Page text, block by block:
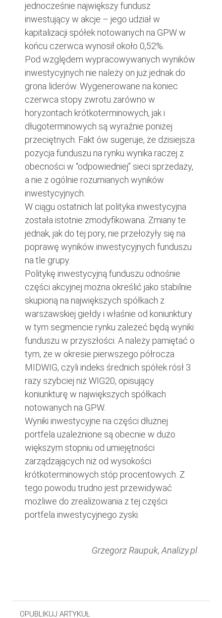
jednocześnie największy fundusz
inwestujący w akcje – jego udział w
kapitalizacji spółek notowanych na GPW w
końcu czerwca wynosił około 0,52%.
Pod względem wypracowywanych wyników
inwestycyjnych nie należy on już jednak do
grona liderów. Wygenerowane na koniec
czerwca stopy zwrotu zarówno w
horyzontach krótkoterminowych, jak i
długoterminowych są wyraźnie poniżej
przeciętnych. Fakt ów sugeruje, że dzisiejsza
pozycja funduszu na rynku wynika raczej z
obecności w “odpowiedniej” sieci sprzedaży,
a nie z ogólnie rozumianych wyników
inwestycyjnych.
W ciągu ostatnich lat polityka inwestycyjna
została istotnie zmodyfikowana. Zmiany te
jednak, jak do tej pory, nie przełożyły się na
poprawę wyników inwestycyjnych funduszu
na tle grupy.
Politykę inwestycyjną funduszu odnośnie
części akcyjnej można określić jako stabilnie
skupioną na największych spółkach z
warszawskiej giełdy i właśnie od koniunktury
w tym segmencie rynku zależeć będą wyniki
funduszu w przyszłości. A należy pamiętać o
tym, że w okresie pierwszego półrocza
MIDWIG, czyli indeks średnich spółek rósł 3
razy szybciej niż WIG20, opisujący
koniunkturę w największych spółkach
notowanych na GPW.
Wyniki inwestycyjne na części dłużnej
portfela uzależnione są obecnie w dużo
większym stopniu od umiejętności
zarządzających niż od wysokości
krótkoterminowych stóp procentowych. Z
tego powodu trudno jest przewidywać
możliwe do zrealizowania z tej części
portfela inwestycyjnego zyski.
Grzegorz Raupuk, Analizy.pl
OPUBLIKUJ ARTYKUŁ